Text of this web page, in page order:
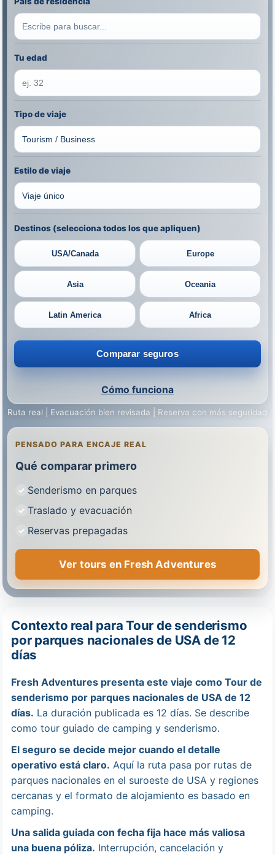
Tu edad
Tipo de viaje
Estilo de viaje
Destinos (selecciona todos los que apliquen)
USA/Canada Europe
Asia Oceania
Latin America Africa
Comparar seguros
Cómo funciona
Ruta real | Evacuación bien revisada | Reserva con más seguridad
PENSADO PARA ENCAJE REAL
Qué comparar primero
Senderismo en parques
Traslado y evacuación
Reservas prepagadas
Ver tours en Fresh Adventures
Contexto real para Tour de senderismo
por parques nacionales de USA de 12
días
Fresh Adventures presenta este viaje como Tour de
senderismo por parques nacionales de USA de 12
días. La duración publicada es 12 días. Se describe
como tour guiado de camping y senderismo.
El seguro se decide mejor cuando el detalle
operativo está claro. Aquí la ruta pasa por rutas de
parques nacionales en el suroeste de USA y regiones
cercanas y el formato de alojamiento es basado en
camping.
Una salida guiada con fecha fija hace más valiosa
una buena póliza. Interrupción, cancelación y